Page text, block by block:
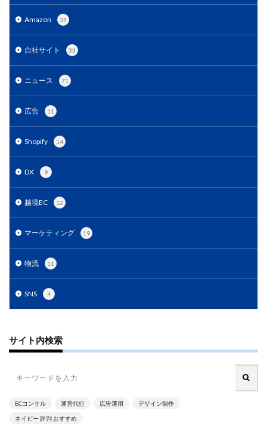
Amazon 35
自社サイト 33
ニュース 71
広告 11
Shopify 14
DX 9
越境EC 12
マーケティング 19
物流 11
SNS 4
サイト内検索
ECコンサル 運営代行 広告運用 デザイン制作
ネイビー 評判 おすすめ